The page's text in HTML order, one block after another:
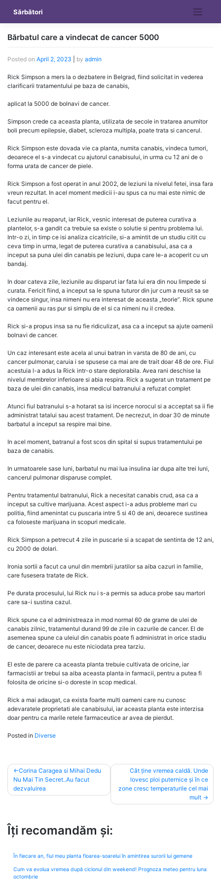
content
Sărbători
Bărbatul care a vindecat de cancer 5000
Posted on April 2, 2023 by admin
Rick Simpson a mers la o dezbatere in Belgrad, fiind solicitat in vederea
clarificarii tratamentului pe baza de canabis,
aplicat la 5000 de bolnavi de cancer.
Simpson crede ca aceasta planta, utilizata de secole in tratarea anumitor
boli precum epilepsie, diabet, scleroza multipla, poate trata si cancerul.
Rick Simpson este dovada vie ca planta, numita canabis, vindeca tumori,
deoarece el s-a vindecat cu ajutorul canabisului, in urma cu 12 ani de o
forma urata de cancer de piele.
Rick Simpson a fost operat in anul 2002, de leziuni la nivelul fetei, insa fara
vreun rezultat. In acel moment medicii i-au spus ca nu mai este nimic de
facut pentru el.
Leziunile au reaparut, iar Rick, vesnic interesat de puterea curativa a
plantelor, s-a gandit ca trebuie sa existe o solutie si pentru problema lui.
Intr-o zi, in timp ce isi analiza cicatricile, si-a amintit de un studiu citit cu
ceva timp in urma, legat de puterea curativa a canabisului, asa ca a
inceput sa puna ulei din canabis pe leziuni, dupa care le-a acoperit cu un
bandaj.
In doar cateva zile, leziunile au disparut iar fata lui era din nou limpede si
curata. Fericit fiind, a inceput sa le spuna tuturor din jur cum a reusit sa se
vindece singur, insa nimeni nu era interesat de aceasta „teorie”. Rick spune
ca oamenii au ras pur si simplu de el si ca nimeni nu il credea.
Rick si-a propus insa sa nu fie ridiculizat, asa ca a inceput sa ajute oamenii
bolnavi de cancer.
Un caz interesant este acela al unui batran in varsta de 80 de ani, cu
cancer pulmonar, caruia i se spusese ca mai are de trait doar 48 de ore. Fiul
acestuia l-a adus la Rick intr-o stare deplorabila. Avea rani deschise la
nivelul membrelor inferioare si abia respira. Rick a sugerat un tratament pe
baza de ulei din canabis, insa medicul batranului a refuzat complet
Atunci fiul batranului s-a hotarat sa isi incerce norocul si a acceptat sa ii fie
administrat tatalui sau acest tratament. De necrezut, in doar 30 de minute
barbatul a inceput sa respire mai bine.
In acel moment, batranul a fost scos din spital si supus tratamentului pe
baza de canabis.
In urmatoarele sase luni, barbatul nu mai lua insulina iar dupa alte trei luni,
cancerul pulmonar disparuse complet.
Pentru tratamentul batranului, Rick a necesitat canabis crud, asa ca a
inceput sa cultive marijuana. Acest aspect i-a adus probleme mari cu
politia, fiind amenintat cu puscaria intre 5 si 40 de ani, deoarece sustinea
ca foloseste marijuana in scopuri medicale.
Rick Simpson a petrecut 4 zile in puscarie si a scapat de sentinta de 12 ani,
cu 2000 de dolari.
Ironia sortii a facut ca unul din membrii juratilor sa aiba cazuri in familie,
care fusesera tratate de Rick.
Pe durata procesului, lui Rick nu i s-a permis sa aduca probe sau martori
care sa-i sustina cazul.
Rick spune ca el administreaza in mod normal 60 de grame de ulei de
canabis zilnic, tratamentul durand 99 de zile in cazurile de cancer. El de
asemenea spune ca uleiul din canabis poate fi administrat in orice stadiu
de cancer, deoarece nu este niciodata prea tarziu.
El este de parere ca aceasta planta trebuie cultivata de oricine, iar
farmacistii ar trebui sa aiba aceasta planta in farmacii, pentru a putea fi
folosita de oricine si-o doreste in scop medical.
Rick a mai adaugat, ca exista foarte multi oameni care nu cunosc
adevaratele proprietati ale canabisului, iar aceasta planta este interzisa
doar pentru ca marile retele farmaceutice ar avea de pierdut.
Posted in Diverse
Post
navigation
Corina Caragea si Mihai Dedu
Nu Mai Tin Secret..Au facut
dezvaluirea
Cât ține vremea caldă. Unde
lovesc ploi puternice și în ce
zone cresc temperaturile cel mai
mult
Îți recomandăm și:
În fiecare an, fiul meu planta floarea-soarelui în amintirea surorii lui gemene
Cum va evolua vremea după ciclonul din weekend! Prognoza meteo pentru luna
octombrie